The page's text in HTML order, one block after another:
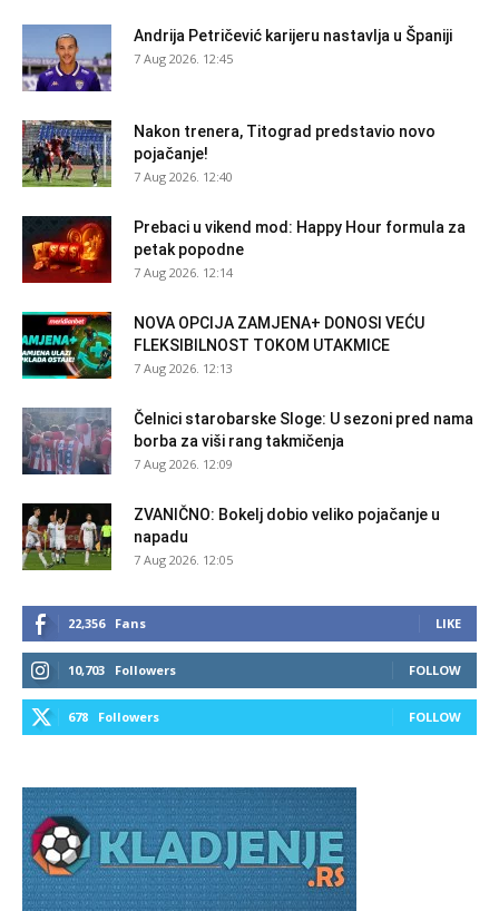
Andrija Petričević karijeru nastavlja u Španiji
7 Aug 2026. 12:45
Nakon trenera, Titograd predstavio novo
pojačanje!
7 Aug 2026. 12:40
Prebaci u vikend mod: Happy Hour formula za
petak popodne
7 Aug 2026. 12:14
NOVA OPCIJA ZAMJENA+ DONOSI VEĆU
FLEKSIBILNOST TOKOM UTAKMICE
7 Aug 2026. 12:13
Čelnici starobarske Sloge: U sezoni pred nama
borba za viši rang takmičenja
7 Aug 2026. 12:09
ZVANIČNO: Bokelj dobio veliko pojačanje u
napadu
7 Aug 2026. 12:05
22,356 Fans LIKE
10,703 Followers FOLLOW
678 Followers FOLLOW